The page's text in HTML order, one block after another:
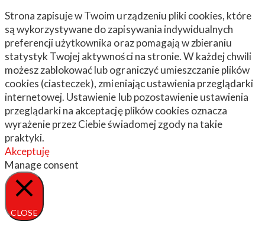
Strona zapisuje w Twoim urządzeniu pliki cookies, które
są wykorzystywane do zapisywania indywidualnych
preferencji użytkownika oraz pomagają w zbieraniu
statystyk Twojej aktywności na stronie. W każdej chwili
możesz zablokować lub ograniczyć umieszczanie plików
cookies (ciasteczek), zmieniając ustawienia przeglądarki
internetowej. Ustawienie lub pozostawienie ustawienia
przeglądarki na akceptację plików cookies oznacza
wyrażenie przez Ciebie świadomej zgody na takie
praktyki.
Akceptuję
Manage consent
CLOSE